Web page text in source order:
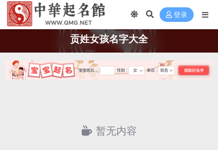
登录
贡姓女孩名字大全
暂无内容